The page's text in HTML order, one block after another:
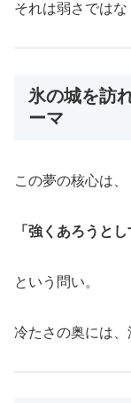
それは弱さではな
氷の城を訪
ーマ
この夢の核心は、
「強くあろうと
という問い。
冷たさの奥には、